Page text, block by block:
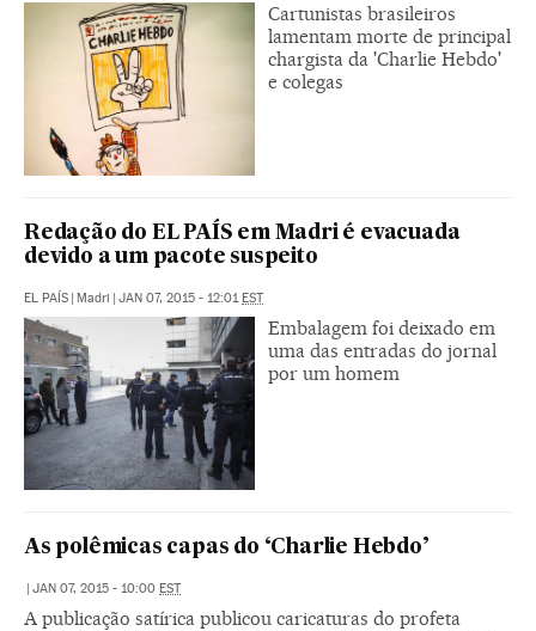
Cartunistas brasileiros
lamentam morte de principal
chargista da 'Charlie Hebdo'
e colegas
Redação do EL PAÍS em Madri é evacuada
devido a um pacote suspeito
EL PAÍS | Madri | JAN 07, 2015 - 12:01EST
Embalagem foi deixado em
uma das entradas do jornal
por um homem
As polêmicas capas do ‘Charlie Hebdo’
| JAN 07, 2015 - 10:00 EST
A publicação satírica publicou caricaturas do profeta